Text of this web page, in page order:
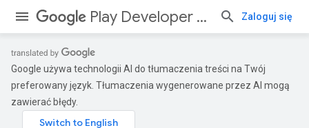
Play Developer API Zaloguj się
Google używa technologii AI do tłumaczenia treści na Twój
preferowany język. Tłumaczenia wygenerowane przez AI mogą
zawierać błędy.